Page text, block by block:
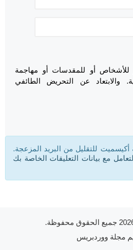
للأشخاص أو للمقدسات أو مهاجمة
والابتعاد عن التحريض الطائفي
للتقليل من البريد المزعجة.
مع بيانات التعليقات الخاصة بك
مجلة ووردبريس